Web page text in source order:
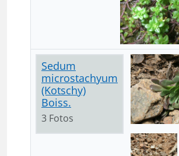
Sedum
microstachyum
(Kotschy)
Boiss.
3 Fotos